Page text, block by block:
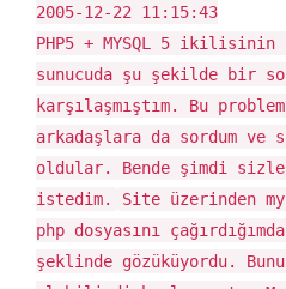
2005-12-22 11:15:43
PHP5 + MYSQL 5
sunucuda şu şekilde bir
karşılaşmıştım. Bu
arkadaşlara da sordum ve
oldular. Bende şimdi
istedim.
Site üzerinden
php dosyasını
şeklinde gözüküyordu.